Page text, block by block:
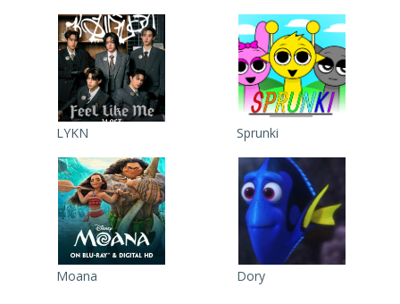
LYKN Sprunki
Moana Dory